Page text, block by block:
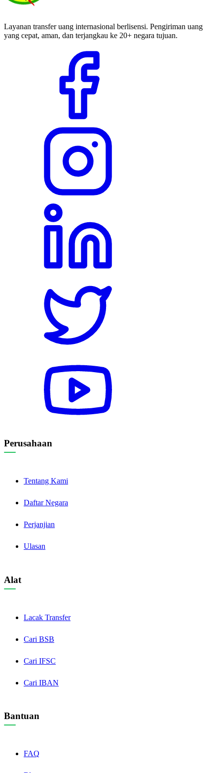
Layanan transfer uang internasional berlisensi. Pengiriman uang
yang cepat, aman, dan terjangkau ke 20+ negara tujuan.
Perusahaan
Tentang Kami
Daftar Negara
Perjanjian
Ulasan
Alat
Lacak Transfer
Cari BSB
Cari IFSC
Cari IBAN
Bantuan
FAQ